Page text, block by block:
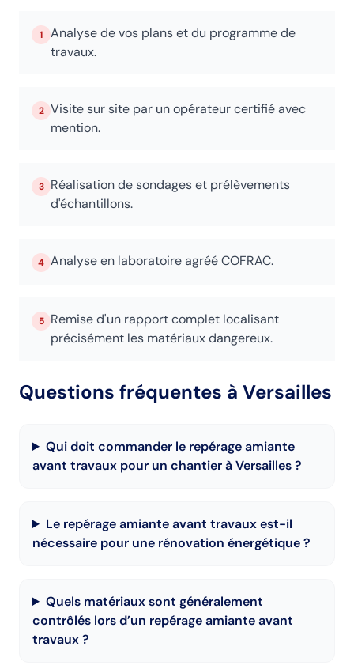
1
Analyse de vos plans et du programme de
travaux.
2 Visite sur site par un opérateur certifié avec
mention.
3 Réalisation de sondages et prélèvements
d'échantillons.
4 Analyse en laboratoire agréé COFRAC.
5 Remise d'un rapport complet localisant
précisément les matériaux dangereux.
Questions fréquentes à Versailles
Qui doit commander le repérage amiante
avant travaux pour un chantier à Versailles ?
Le repérage amiante avant travaux est-il
nécessaire pour une rénovation énergétique ?
Quels matériaux sont généralement
contrôlés lors d’un repérage amiante avant
travaux ?